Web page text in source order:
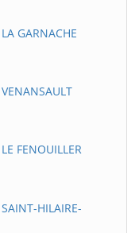
GARNACHE
FENOUILLER
HILAIRE-